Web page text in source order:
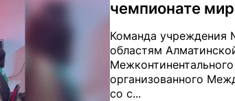
чемпионате
Команда учреждения
областям
организованного
со с...